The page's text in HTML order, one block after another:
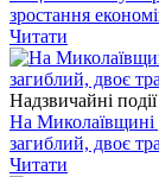
зростання
Читати
Надзвичайні події
На Миколаївщині
загиблий, двоє
Читати